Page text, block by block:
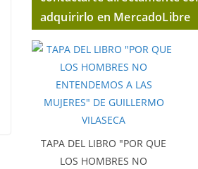
adquirirlo en MercadoLibre
TAPA DEL LIBRO "POR QUE
LOS HOMBRES NO